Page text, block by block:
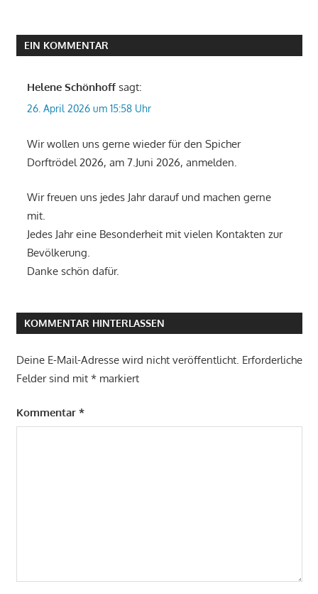
EIN KOMMENTAR
Helene Schönhoff sagt:
26. April 2026 um 15:58 Uhr
Wir wollen uns gerne wieder für den Spicher
Dorftrödel 2026, am 7.Juni 2026, anmelden.
Wir freuen uns jedes Jahr darauf und machen gerne
mit.
Jedes Jahr eine Besonderheit mit vielen Kontakten zur
Bevölkerung.
Danke schön dafür.
KOMMENTAR HINTERLASSEN
Deine E-Mail-Adresse wird nicht veröffentlicht. Erforderliche
Felder sind mit *markiert
Kommentar *